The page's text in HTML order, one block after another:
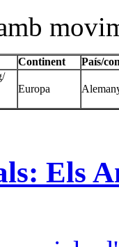
Continent País/
Europa
Els